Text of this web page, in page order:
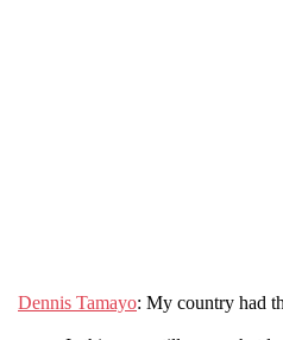
Dennis Tamayo: My country had